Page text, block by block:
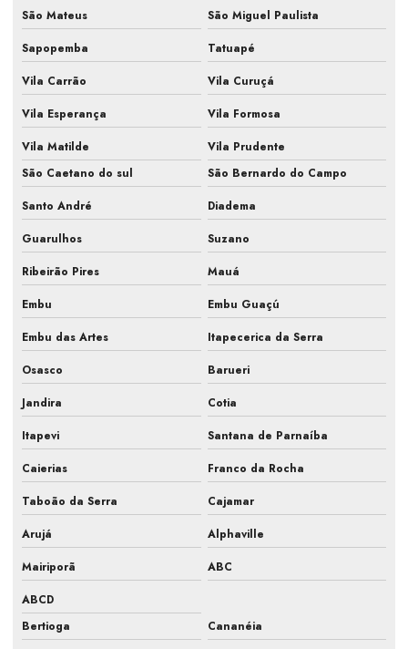
Manutenção hvac
Manutenção preventiva de ar condicionado
Manutenção preventiva de ar condicionado em escritório
Manutenção preventiva de ar condicionado em indústria
Manutenção preventiva de ar condicionado em laboratório
Manutenção preventiva ar condicionado pmoc
Manutenção preventiva de ar condicionado preço
Manutenção preventiva de ar condicionado split
Manutenção preventiva climatização
Manutenção preventiva com implantação de pmoc
Manutenção preventiva e limpeza de ar condicionado
Manutenção preventiva pmoc
Manutenção preventiva pmoc em ar condicionado
Manutenção preventiva refrigeração
São Mateus
São Miguel Paulista
Sapopemba
Tatuapé
Vila Carrão
Vila Curuçá
Vila Esperança
Vila Formosa
Vila Matilde
Vila Prudente
São Caetano do sul
São Bernardo do Campo
Santo André
Diadema
Guarulhos
Suzano
Ribeirão Pires
Mauá
Embu
Embu Guaçú
Embu das Artes
Itapecerica da Serra
Osasco
Barueri
Jandira
Cotia
Itapevi
Santana de Parnaíba
Caierias
Franco da Rocha
Taboão da Serra
Cajamar
Arujá
Alphaville
Mairiporã
ABC
ABCD
Bertioga
Cananéia